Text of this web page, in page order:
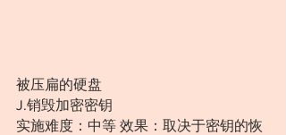
被压扁的硬盘
J.销毁加密密钥
实施难度：中等 效果：取决于密钥的恢